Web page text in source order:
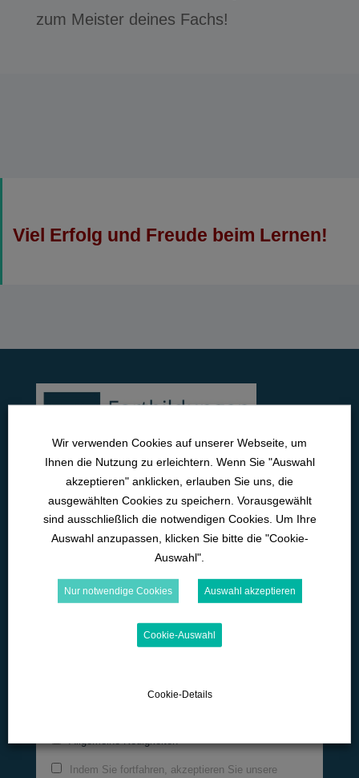
zum Meister deines Fachs!
Viel Erfolg und Freude beim Lernen!
Lange Straße 42
D-89129 Langenau
office@wk-lernwelten.de
Allgemeine Neuigkeiten
Indem Sie fortfahren, akzeptieren Sie unsere
Wir verwenden Cookies auf unserer Webseite, um
Ihnen die Nutzung zu erleichtern. Wenn Sie "Auswahl
akzeptieren" anklicken, erlauben Sie uns, die
ausgewählten Cookies zu speichern. Vorausgewählt
sind ausschließlich die notwendigen Cookies. Um Ihre
Auswahl anzupassen, klicken Sie bitte die "Cookie-
Auswahl".
Nur notwendige Cookies Auswahl akzeptieren
Cookie-Auswahl
Cookie-Details